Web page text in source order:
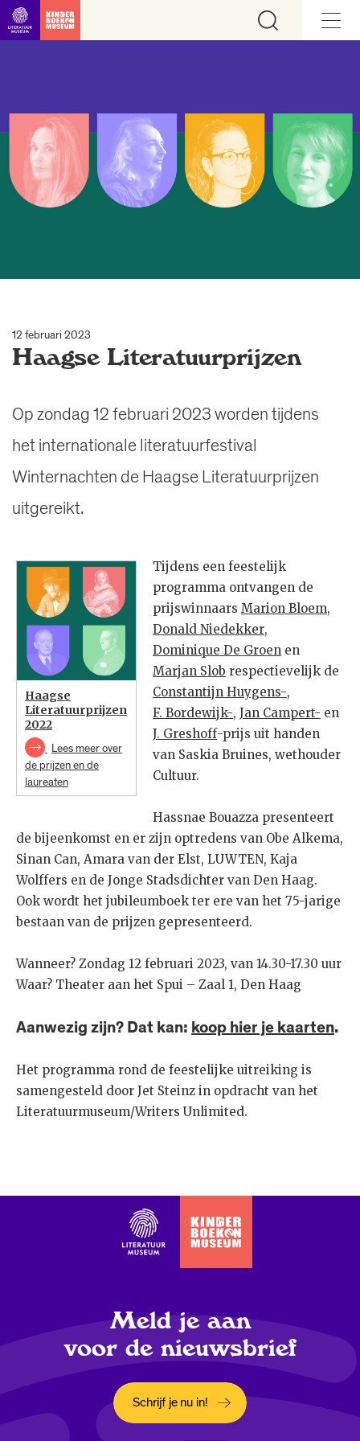
Ga direct naar inhoud
12 februari 2023
Haagse Literatuurprijzen
Op zondag 12 februari 2023 worden tijdens
het internationale literatuurfestival
Winternachten de Haagse Literatuurprijzen
uitgereikt.
Haagse
Literatuurprijzen
2022
Lees meer over
de prijzen en de
laureaten
Tijdens een feestelijk
programma ontvangen de
prijswinnaars Marion Bloem,
Donald Niedekker,
Dominique De Groen en
Marjan Slob respectievelijk de
Constantijn Huygens-,
F. Bordewijk-, Jan Campert- en
J. Greshoff-prijs uit handen
van Saskia Bruines, wethouder
Cultuur.
Hassnae Bouazza presenteert
de bijeenkomst en er zijn optredens van Obe Alkema,
Sinan Can, Amara van der Elst, LUWTEN, Kaja
Wolffers en de Jonge Stadsdichter van Den Haag.
Ook wordt het jubileumboek ter ere van het 75-jarige
bestaan van de prijzen gepresenteerd.
Wanneer? Zondag 12 februari 2023, van 14.30-17.30 uur
Waar? Theater aan het Spui – Zaal 1, Den Haag
Aanwezig zijn? Dat kan:koop hier je kaarten.
Het programma rond de feestelijke uitreiking is
samengesteld door Jet Steinz in opdracht van het
Literatuurmuseum/Writers Unlimited.
Meld je aan
voor de nieuwsbrief
Opent in een nieuw tabblad
Schrijf je nu in!